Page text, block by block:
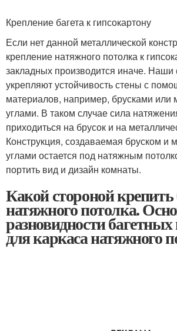
Крепление багета к гипсокартону
Если нет данной металлической
крепление натяжного потолка к
закладных производится иначе. Наши
укрепляют устойчивость стены с
материалов, например, брусками или
углами. В таком случае сила
приходиться на брусок и на
Конструкция, создаваемая бруском и
углами остается под натяжным
портить вид и дизайн комнаты.
Какой стороной крепить
натяжного потолка.
разновидности
для каркаса натяжного